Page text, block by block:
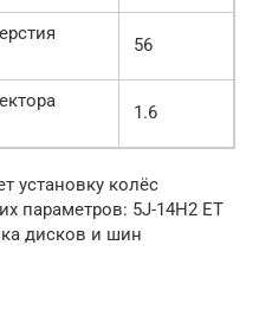
56
1.6
установку колёс
параметров: 5J-14H2 ЕТ
дисков и шин